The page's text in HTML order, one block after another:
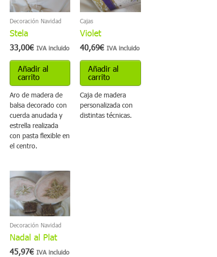
Decoración Navidad
Stela
33,00€ IVA incluido
Añadir al
carrito
Aro de madera de
balsa decorado con
cuerda anudada y
estrella realizada
con pasta flexible en
el centro.
Cajas
Violet
40,69€ IVA incluido
Añadir al
carrito
Caja de madera
personalizada con
distintas técnicas.
Decoración Navidad
Nadal al Plat
45,97€ IVA incluido